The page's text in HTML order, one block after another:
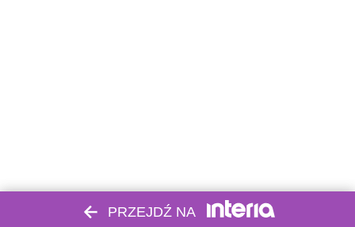
PRZEJDŹ NA